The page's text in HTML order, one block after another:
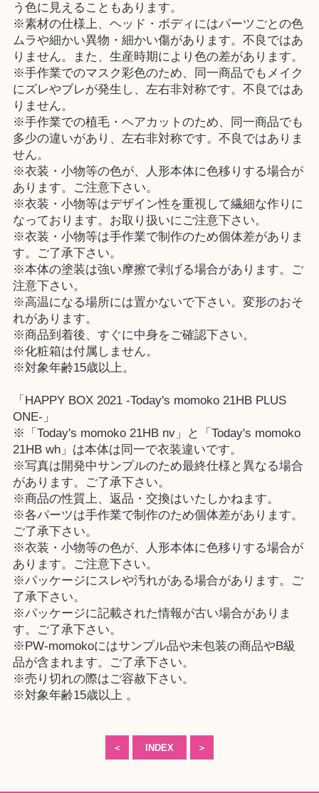
う色に見えることもあります。
※素材の仕様上、ヘッド・ボディにはパーツごとの色
ムラや細かい異物・細かい傷があります。不良ではあ
りません。また、生産時期により色の差があります。
※手作業でのマスク彩色のため、同一商品でもメイク
にズレやブレが発生し、左右非対称です。不良ではあ
りません。
※手作業での植毛・ヘアカットのため、同一商品でも
多少の違いがあり、左右非対称です。不良ではありま
せん。
※衣装・小物等の色が、人形本体に色移りする場合が
あります。ご注意下さい。
※衣装・小物等はデザイン性を重視して繊細な作りに
なっております。お取り扱いにご注意下さい。
※衣装・小物等は手作業で制作のため個体差がありま
す。ご了承下さい。
※本体の塗装は強い摩擦で剥げる場合があります。ご
注意下さい。
※高温になる場所には置かないで下さい。変形のおそ
れがあります。
※商品到着後、すぐに中身をご確認下さい。
※化粧箱は付属しません。
※対象年齢15歳以上。
「HAPPY BOX 2021 -Today's momoko 21HB PLUS
ONE-」
※「Today's momoko 21HB nv」と「Today's momoko
21HB wh」は本体は同一で衣装違いです。
※写真は開発中サンプルのため最終仕様と異なる場合
があります。ご了承下さい。
※商品の性質上、返品・交換はいたしかねます。
※各パーツは手作業で制作のため個体差があります。
ご了承下さい。
※衣装・小物等の色が、人形本体に色移りする場合が
あります。ご注意下さい。
※パッケージにスレや汚れがある場合があります。ご
了承下さい。
※パッケージに記載された情報が古い場合がありま
す。ご了承下さい。
※PW-momokoにはサンプル品や未包装の商品やB級
品が含まれます。ご了承下さい。
※売り切れの際はご容赦下さい。
※対象年齢15歳以上 。
＜ INDEX ＞